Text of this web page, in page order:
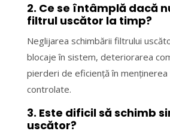
2. Ce se întâmplă dacă
filtrul uscător la timp?
Neglijarea schimbării filtrului
blocaje în sistem, deteriorarea
pierderi de eficiență în
controlate.
3. Este dificil să schimb
uscător?